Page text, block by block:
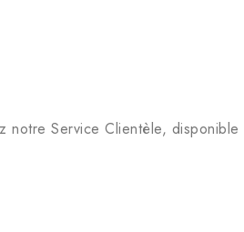
notre Service Clientèle,